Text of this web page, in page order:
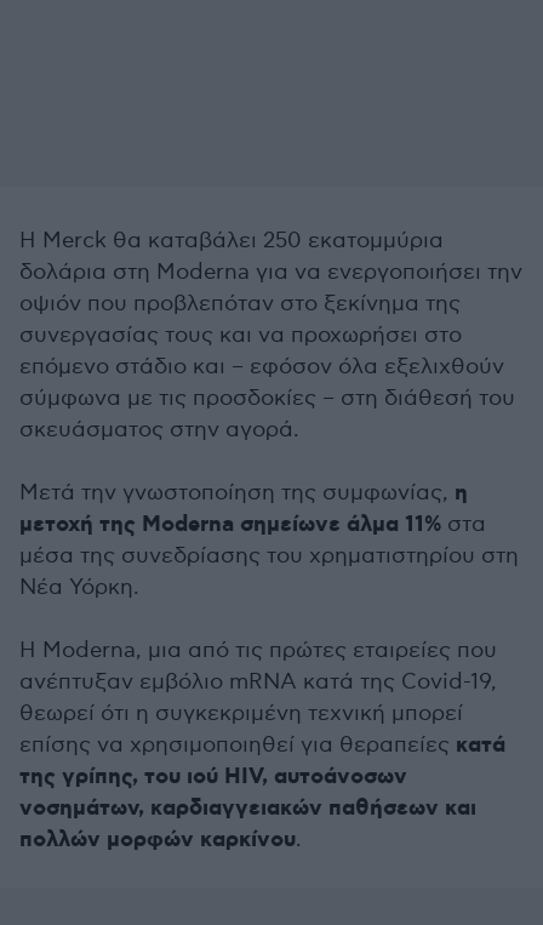
Η Merck θα καταβάλει 250 εκατομμύρια
δολάρια στη Moderna για να ενεργοποιήσει την
οψιόν που προβλεπόταν στο ξεκίνημα της
συνεργασίας τους και να προχωρήσει στο
επόμενο στάδιο και – εφόσον όλα εξελιχθούν
σύμφωνα με τις προσδοκίες – στη διάθεσή του
σκευάσματος στην αγορά.
Μετά την γνωστοποίηση της συμφωνίας, η
μετοχή της Moderna σημείωνε άλμα 11% στα
μέσα της συνεδρίασης του χρηματιστηρίου στη
Νέα Υόρκη.
H Moderna, μια από τις πρώτες εταιρείες που
ανέπτυξαν εμβόλιο mRNA κατά της Covid-19,
θεωρεί ότι η συγκεκριμένη τεχνική μπορεί
επίσης να χρησιμοποιηθεί για θεραπείες κατά
της γρίπης, του ιού HIV, αυτοάνοσων
νοσημάτων, καρδιαγγειακών παθήσεων και
πολλών μορφών καρκίνου.